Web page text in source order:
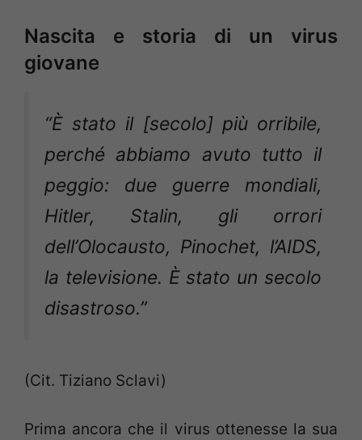
Nascita e storia di un virus
giovane
“È stato il [secolo] più orribile,
perché abbiamo avuto tutto il
peggio: due guerre mondiali,
Hitler, Stalin, gli orrori
dell’Olocausto, Pinochet, l’AIDS,
la televisione. È stato un secolo
disastroso.”
(Cit. Tiziano Sclavi)
Prima ancora che il virus ottenesse la sua